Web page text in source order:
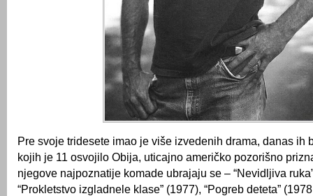
Pre svoje tridesete imao je više izvedenih drama, danas ih
kojih je 11 osvojilo Obija, uticajno američko pozorišno
njegove najpoznatije komade ubrajaju se – “Nevidljiva
“Prokletstvo izgladnele klase” (1977), “Pogreb deteta”